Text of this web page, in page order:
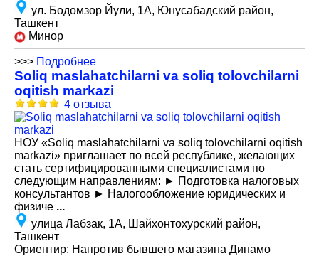
ул. Бодомзор Йули, 1А, Юнусабадский район,
Ташкент
Минор
>>> Подробнее
Soliq maslahatchilarni va soliq tolovchilarni
oqitish markazi
4 отзыва
НОУ «Soliq maslahatchilarni va soliq tolovchilarni oqitish
markazi» приглашает по всей республике, желающих
стать сертифицированными специалистами по
следующим направлениям: ► Подготовка налоговых
консультантов ► Налогообложение юридических и
физиче ...
улица Лабзак, 1А, Шайхонтохурский район,
Ташкент
Ориентир: Напротив бывшего магазина Динамо